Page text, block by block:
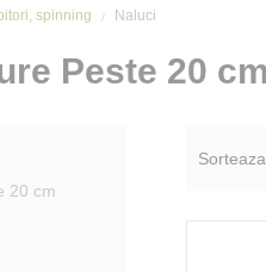
spinning Naluci
Peste 20 cm
20 cm